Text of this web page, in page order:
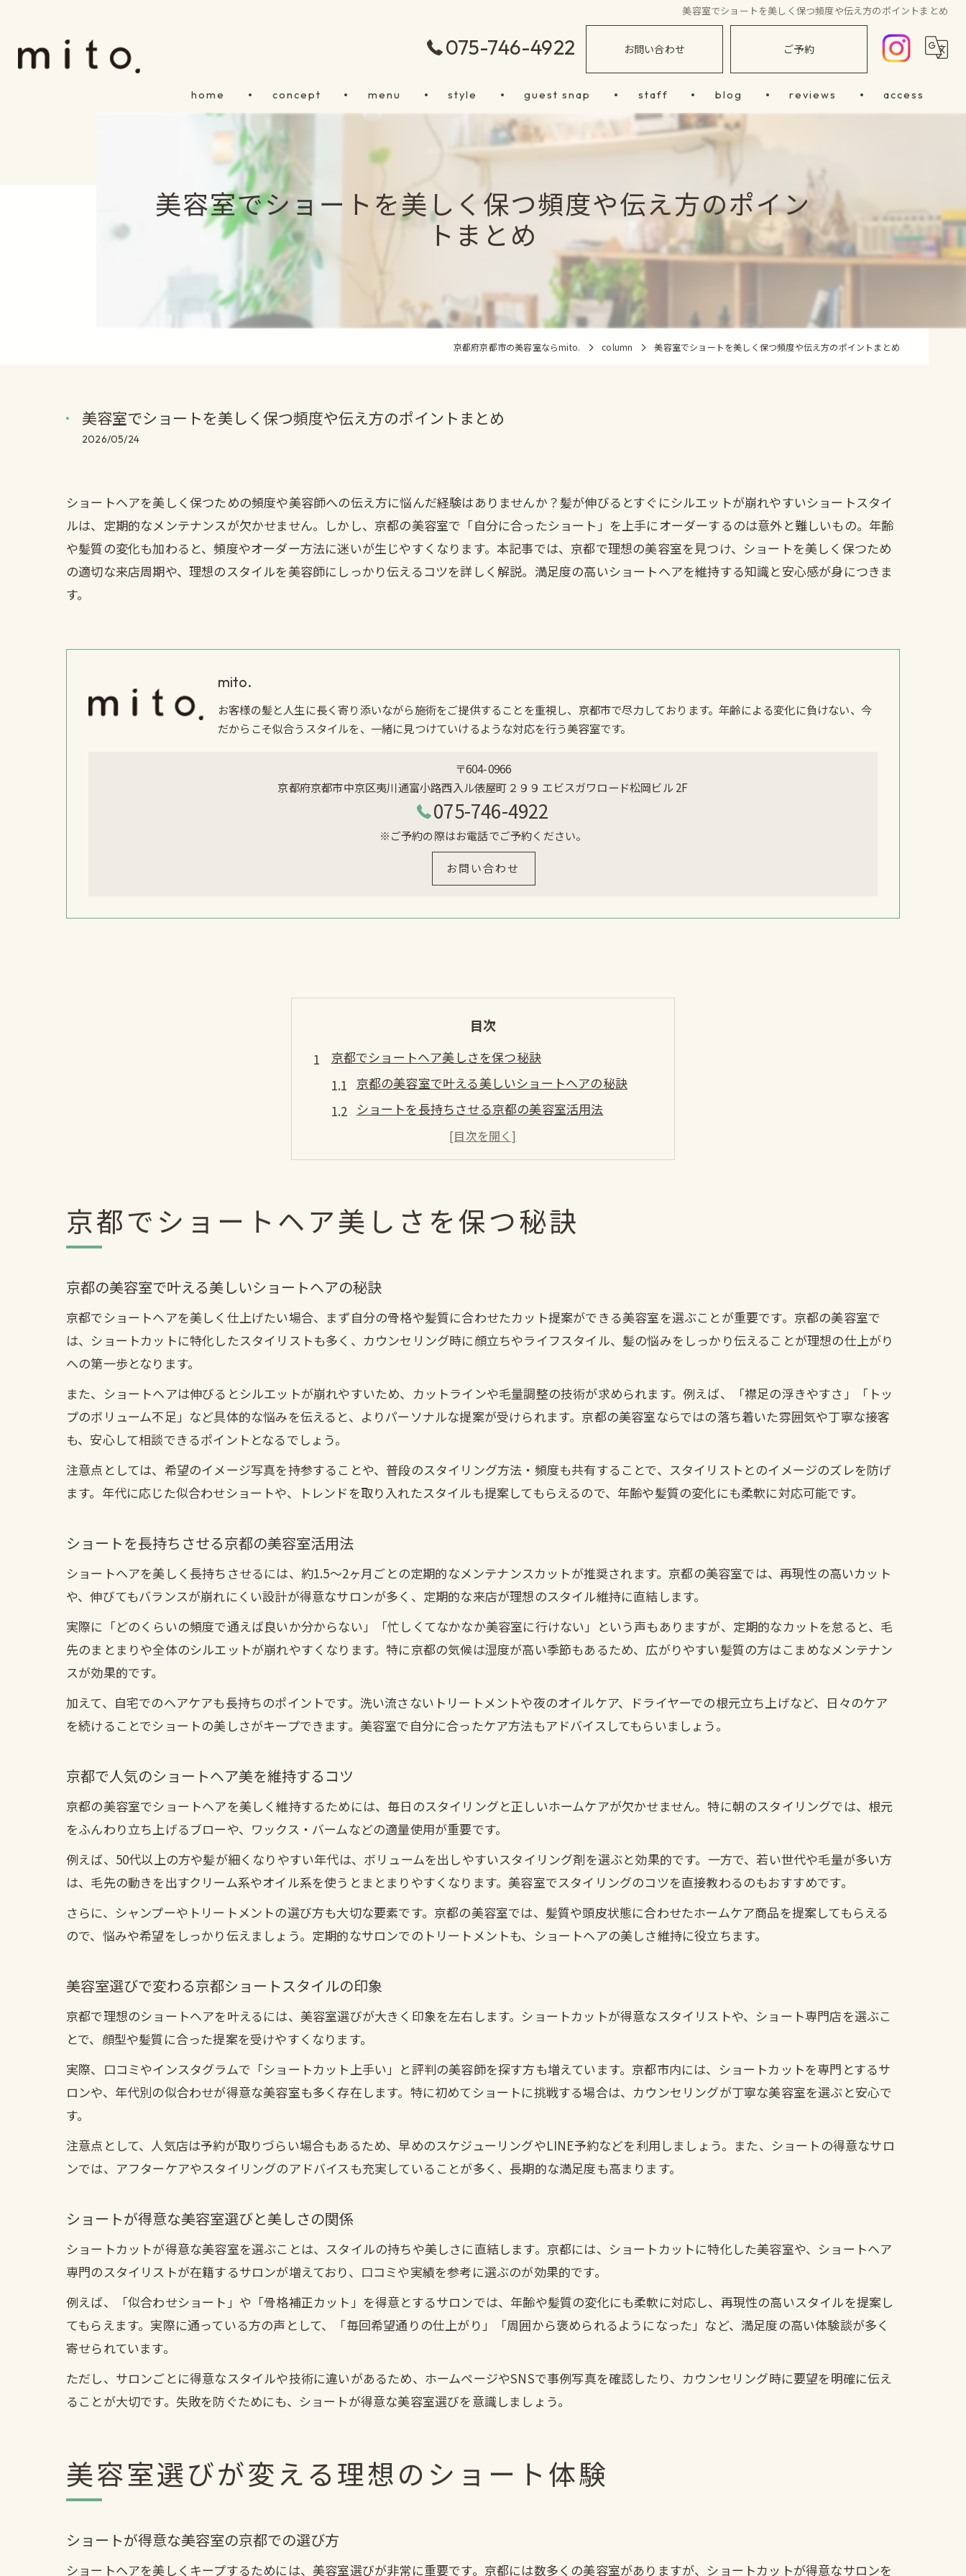
美容室でショートを美しく保つ頻度や伝え方のポイントまとめ
075-746-4922 お問い合わせ ご予約
home concept menu style guest snap staff blog reviews access
美容室でショートを美しく保つ頻度や伝え方のポイン
トまとめ
京都府京都市の美容室ならmito. column 美容室でショートを美しく保つ頻度や伝え方のポイントまとめ
美容室でショートを美しく保つ頻度や伝え方のポイントまとめ
2026/05/24
ショートヘアを美しく保つための頻度や美容師への伝え方に悩んだ経験はありませんか？髪が伸びるとすぐにシルエットが崩れやすいショートスタイ
ルは、定期的なメンテナンスが欠かせません。しかし、京都の美容室で「自分に合ったショート」を上手にオーダーするのは意外と難しいもの。年齢
や髪質の変化も加わると、頻度やオーダー方法に迷いが生じやすくなります。本記事では、京都で理想の美容室を見つけ、ショートを美しく保つため
の適切な来店周期や、理想のスタイルを美容師にしっかり伝えるコツを詳しく解説。満足度の高いショートヘアを維持する知識と安心感が身につきま
す。
mito.
お客様の髪と人生に長く寄り添いながら施術をご提供することを重視し、京都市で尽力しております。年齢による変化に負けない、今
だからこそ似合うスタイルを、一緒に見つけていけるような対応を行う美容室です。
〒604-0966
京都府京都市中京区夷川通富小路西入ル俵屋町２９９ エビスガワロード松岡ビル 2F
075-746-4922
※ご予約の際はお電話でご予約ください。
お問い合わせ
目次
京都でショートヘア美しさを保つ秘訣
京都の美容室で叶える美しいショートヘアの秘訣
ショートを長持ちさせる京都の美容室活用法
京都で人気のショートヘア美を維持するコツ
美容室選びで変わる京都ショートスタイルの印象
美容室選びが変える理想のショート体験
ショートが得意な美容室の京都での選び方
ショートヘアに強い京都美容室の見極めポイント
理想のショートを叶える美容師との出会い方
京都でショートカットに強い美容院を選ぶコツ
京都でショートが上手い美容室の共通点とは
ショート得意な美容師が重視するカット技術
ショート専門美容室が選ばれる理由を解説
ショート上手い美容室の口コミや実績の見方
年齢による髪質変化に対応するショート提案
50代に似合う京都の美容室ショートスタイル
ショートで老け見えを防ぐ美容室のアドバイス
年齢とともに美しく保つショートヘアのコツ
京都美容室でショートヘア維持に適した来店頻度
ショートカットは何ヶ月ごとに通うと美しい？
ライフスタイル別ショートの来店周期アドバイス
なりたいスタイルを伝えるコツまとめ
京都美容室で理想のショートを伝えるポイント
ショート希望時の美容師への伝え方の工夫
失敗しないショートヘアオーダー方法を紹介
美容室で伝わるショートの長さや仕上がりイメージ
京都でショートヘア美しさを保つ秘訣
京都の美容室で叶える美しいショートヘアの秘訣
京都でショートヘアを美しく仕上げたい場合、まず自分の骨格や髪質に合わせたカット提案ができる美容室を選ぶことが重要です。京都の美容室で
は、ショートカットに特化したスタイリストも多く、カウンセリング時に顔立ちやライフスタイル、髪の悩みをしっかり伝えることが理想の仕上がり
への第一歩となります。
また、ショートヘアは伸びるとシルエットが崩れやすいため、カットラインや毛量調整の技術が求められます。例えば、「襟足の浮きやすさ」「トッ
プのボリューム不足」など具体的な悩みを伝えると、よりパーソナルな提案が受けられます。京都の美容室ならではの落ち着いた雰囲気や丁寧な接客
も、安心して相談できるポイントとなるでしょう。
注意点としては、希望のイメージ写真を持参することや、普段のスタイリング方法・頻度も共有することで、スタイリストとのイメージのズレを防げ
ます。年代に応じた似合わせショートや、トレンドを取り入れたスタイルも提案してもらえるので、年齢や髪質の変化にも柔軟に対応可能です。
ショートを長持ちさせる京都の美容室活用法
ショートヘアを美しく長持ちさせるには、約1.5〜2ヶ月ごとの定期的なメンテナンスカットが推奨されます。京都の美容室では、再現性の高いカット
や、伸びてもバランスが崩れにくい設計が得意なサロンが多く、定期的な来店が理想のスタイル維持に直結します。
実際に「どのくらいの頻度で通えば良いか分からない」「忙しくてなかなか美容室に行けない」という声もありますが、定期的なカットを怠ると、毛
先のまとまりや全体のシルエットが崩れやすくなります。特に京都の気候は湿度が高い季節もあるため、広がりやすい髪質の方はこまめなメンテナン
スが効果的です。
加えて、自宅でのヘアケアも長持ちのポイントです。洗い流さないトリートメントや夜のオイルケア、ドライヤーでの根元立ち上げなど、日々のケア
を続けることでショートの美しさがキープできます。美容室で自分に合ったケア方法もアドバイスしてもらいましょう。
京都で人気のショートヘア美を維持するコツ
京都の美容室でショートヘアを美しく維持するためには、毎日のスタイリングと正しいホームケアが欠かせません。特に朝のスタイリングでは、根元
をふんわり立ち上げるブローや、ワックス・バームなどの適量使用が重要です。
例えば、50代以上の方や髪が細くなりやすい年代は、ボリュームを出しやすいスタイリング剤を選ぶと効果的です。一方で、若い世代や毛量が多い方
は、毛先の動きを出すクリーム系やオイル系を使うとまとまりやすくなります。美容室でスタイリングのコツを直接教わるのもおすすめです。
さらに、シャンプーやトリートメントの選び方も大切な要素です。京都の美容室では、髪質や頭皮状態に合わせたホームケア商品を提案してもらえる
ので、悩みや希望をしっかり伝えましょう。定期的なサロンでのトリートメントも、ショートヘアの美しさ維持に役立ちます。
美容室選びで変わる京都ショートスタイルの印象
京都で理想のショートヘアを叶えるには、美容室選びが大きく印象を左右します。ショートカットが得意なスタイリストや、ショート専門店を選ぶこ
とで、顔型や髪質に合った提案を受けやすくなります。
実際、口コミやインスタグラムで「ショートカット上手い」と評判の美容師を探す方も増えています。京都市内には、ショートカットを専門とするサ
ロンや、年代別の似合わせが得意な美容室も多く存在します。特に初めてショートに挑戦する場合は、カウンセリングが丁寧な美容室を選ぶと安心で
す。
注意点として、人気店は予約が取りづらい場合もあるため、早めのスケジューリングやLINE予約などを利用しましょう。また、ショートの得意なサロ
ンでは、アフターケアやスタイリングのアドバイスも充実していることが多く、長期的な満足度も高まります。
ショートが得意な美容室選びと美しさの関係
ショートカットが得意な美容室を選ぶことは、スタイルの持ちや美しさに直結します。京都には、ショートカットに特化した美容室や、ショートヘア
専門のスタイリストが在籍するサロンが増えており、口コミや実績を参考に選ぶのが効果的です。
例えば、「似合わせショート」や「骨格補正カット」を得意とするサロンでは、年齢や髪質の変化にも柔軟に対応し、再現性の高いスタイルを提案し
てもらえます。実際に通っている方の声として、「毎回希望通りの仕上がり」「周囲から褒められるようになった」など、満足度の高い体験談が多く
寄せられています。
ただし、サロンごとに得意なスタイルや技術に違いがあるため、ホームページやSNSで事例写真を確認したり、カウンセリング時に要望を明確に伝え
ることが大切です。失敗を防ぐためにも、ショートが得意な美容室選びを意識しましょう。
美容室選びが変える理想のショート体験
ショートが得意な美容室の京都での選び方
ショートヘアを美しくキープするためには、美容室選びが非常に重要です。京都には数多くの美容室がありますが、ショートカットが得意なサロンを